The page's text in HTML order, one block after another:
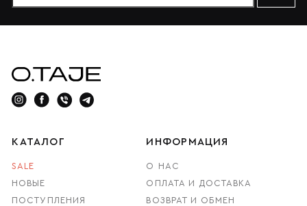
КАТАЛОГ
SALE
НОВЫЕ
ПОСТУПЛЕНИЯ
ИНФОРМАЦИЯ
О НАС
ОПЛАТА И ДОСТАВКА
ВОЗВРАТ И ОБМЕН